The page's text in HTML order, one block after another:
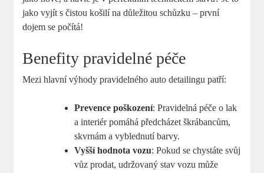
jako vyjít⁣ s ⁢čistou⁢ košilí na důležitou schůzku – ⁢první
⁣dojem se počítá!
Benefity‌ pravidelné péče
Mezi⁢ hlavní výhody pravidelného auto ⁣detailingu patří:
Prevence poškození: Pravidelná⁤ péče ‌o lak
⁢a ⁤interiér⁤ pomáhá ‌předcházet škrábancům,
skvrnám ‍a vyblednutí ‌barvy.
Vyšší hodnota vozu: Pokud se chystáte svůj
vůz‍ prodat, ⁣udržovaný ‌stav‍ vozu může